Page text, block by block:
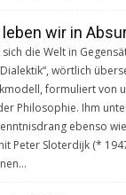
wir in
die Welt in
wörtlich
formuliert von
Philosophie. Ihm
ebenso
Peter Sloterdijk (*